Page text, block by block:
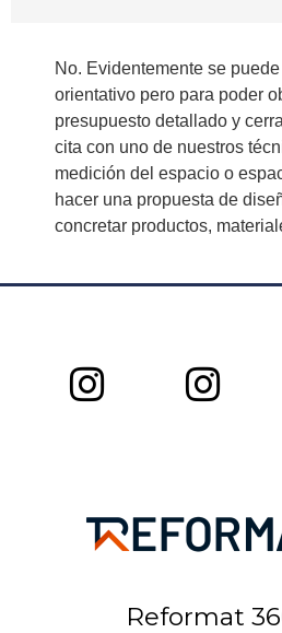
No. Evidentemente se
orientativo pero para poder
presupuesto detallado y
cita con uno de nuestros
medición del espacio o
hacer una propuesta de
concretar productos,
Reformat